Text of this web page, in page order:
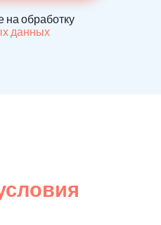
на обработку
данных